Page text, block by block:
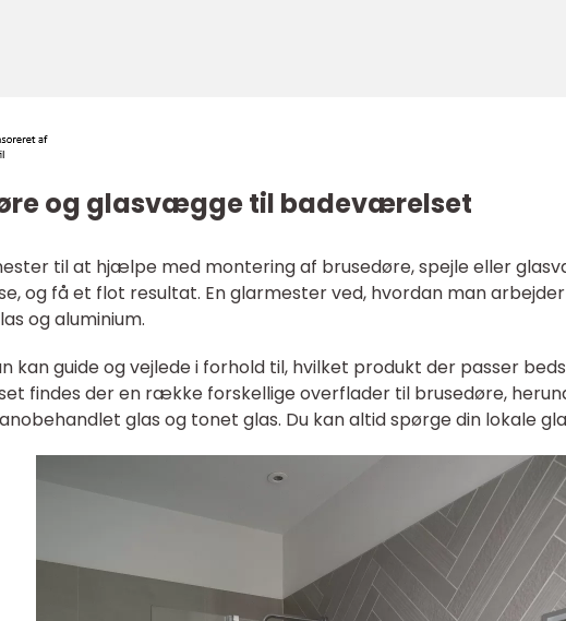
og glasvægge til badeværelset
til at hjælpe med montering af brusedøre, spejle eller
og få et flot resultat. En glarmester ved, hvordan man
og aluminium.
kan guide og vejlede i forhold til, hvilket produkt der passer
findes der en række forskellige overflader til brusedøre,
glas og tonet glas. Du kan altid spørge din lokale